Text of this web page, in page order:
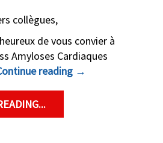
collègues,
de vous convier à
Amyloses Cardiaques
reading →